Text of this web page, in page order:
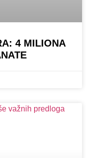
4 MILIONA